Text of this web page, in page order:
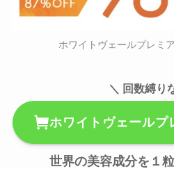
ホワイトヴェールプレミ
＼ 回数縛り
ホワイトヴェールプ
世界の美容成分を１